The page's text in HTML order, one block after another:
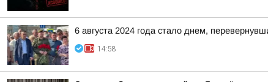
6 августа 2024 года стало днем,
14:58